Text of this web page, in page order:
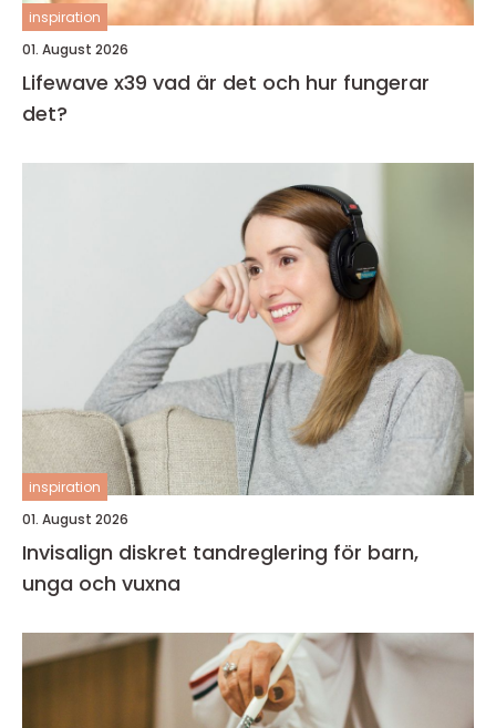
inspiration
01. August 2026
Lifewave x39 vad är det och hur fungerar
det?
inspiration
01. August 2026
Invisalign diskret tandreglering för barn,
unga och vuxna